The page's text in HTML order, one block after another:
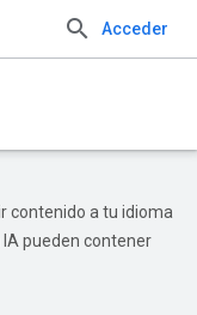
Acceder
contenido a tu idioma
pueden contener